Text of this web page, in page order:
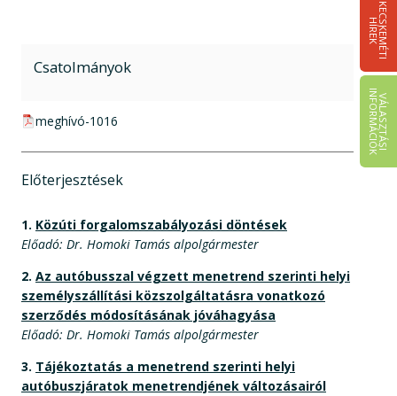
K
E
C
S
K
E
M
É
T
I
HÍ
R
E
K
V
Á
L
A
S
Z
T
Á
S
I
IN
F
O
R
M
Á
C
I
Ó
K
Csatolmányok
pdf csatolmány:
meghívó-1016
Előterjesztések
1. Közúti forgalomszabályozási döntések
Előadó: Dr. Homoki Tamás alpolgármester
2. Az autóbusszal végzett menetrend szerinti helyi
személyszállítási közszolgáltatásra vonatkozó
szerződés módosításának jóváhagyása
Előadó: Dr. Homoki Tamás alpolgármester
3. Tájékoztatás a menetrend szerinti helyi
autóbuszjáratok menetrendjének változásairól